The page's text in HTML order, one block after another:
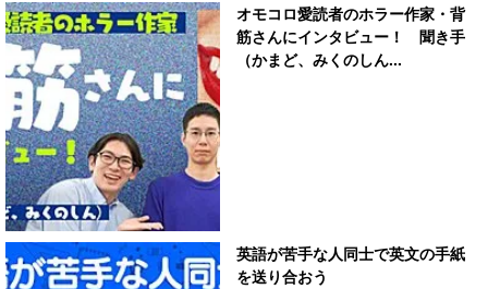
オモコロ愛読者のホラー作家・背
筋さんにインタビュー！ 聞き手
（かまど、みくのしん...
英語が苦手な人同士で英文の手紙
を送り合おう